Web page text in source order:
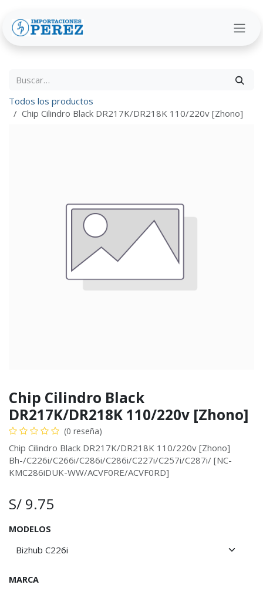
Todos los productos
Chip Cilindro Black DR217K/DR218K 110/220v [Zhono]
Chip Cilindro Black
DR217K/DR218K 110/220v [Zhono]
(0 reseña)
Chip Cilindro Black DR217K/DR218K 110/220v [Zhono]
Bh-/C226i/C266i/C286i/C286i/C227i/C257i/C287i/ [NC-
KMC286iDUK-WW/ACVF0RE/ACVF0RD]
S/ 9.75
MODELOS
MARCA